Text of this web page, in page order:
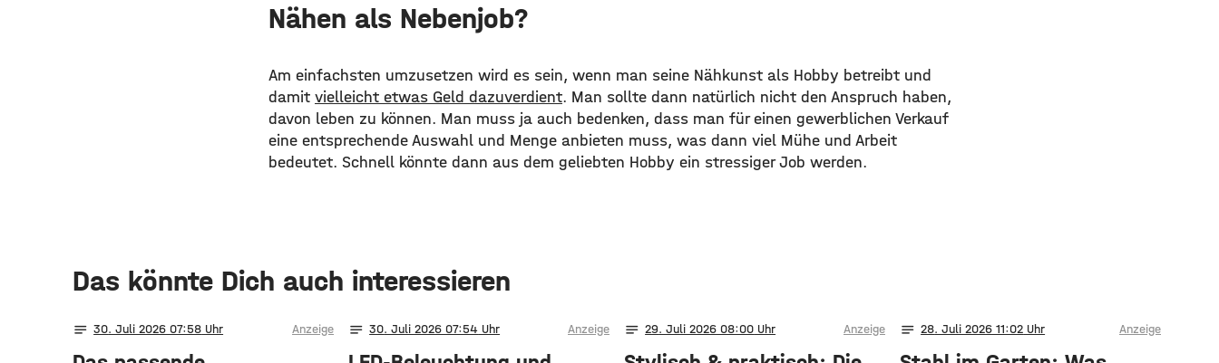
Nähen als Nebenjob?
Am einfachsten umzusetzen wird es sein, wenn man seine Nähkunst als Hobby betreibt und
damit vielleicht etwas Geld dazuverdient. Man sollte dann natürlich nicht den Anspruch haben,
davon leben zu können. Man muss ja auch bedenken, dass man für einen gewerblichen Verkauf
eine entsprechende Auswahl und Menge anbieten muss, was dann viel Mühe und Arbeit
bedeutet. Schnell könnte dann aus dem geliebten Hobby ein stressiger Job werden.
Das könnte Dich auch interessieren
notes 30. Juli 2026 07:58 Anzeige notes 30. Juli 2026 07:54 Anzeige notes 29. Juli 2026 08:00 Anzeige notes 28. Juli 2026 11:02 Anzeige